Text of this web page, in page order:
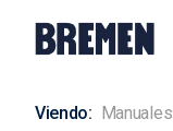
Manuales